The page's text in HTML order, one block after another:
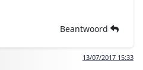
Beantwoord
13/07/2017 15:33